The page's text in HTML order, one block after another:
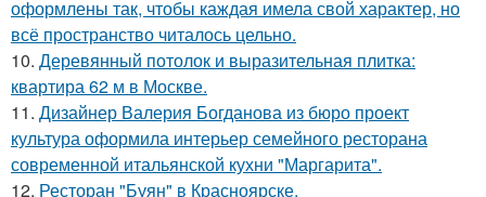
оформлены так, чтобы каждая имела свой характер, но
всё пространство читалось цельно.
10. Деревянный потолок и выразительная плитка:
квартира 62 м в Москве.
11. Дизайнер Валерия Богданова из бюро проект
культура оформила интерьер семейного ресторана
современной итальянской кухни "Маргарита".
12. Ресторан "Буян" в Красноярске.